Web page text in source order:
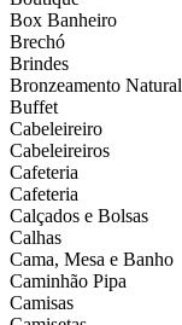
Box Banheiro
Brechó
Brindes
Bronzeamento Natural
Buffet
Cabeleireiro
Cabeleireiros
Cafeteria
Cafeteria
Calçados e Bolsas
Calhas
Cama, Mesa e Banho
Caminhão Pipa
Camisas